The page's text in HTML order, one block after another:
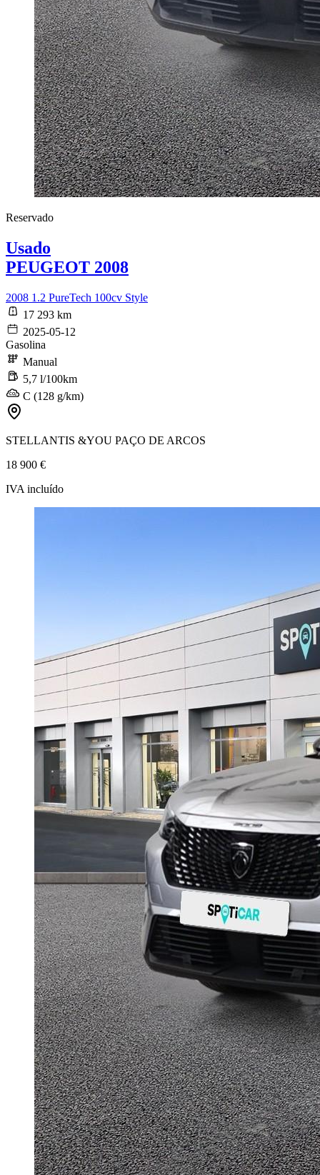
Reservado
Usado
PEUGEOT 2008
2008 1.2 PureTech 100cv Style
17 293 km
2025-05-12
Gasolina
Manual
5,7 l/100km
C (128 g/km)
STELLANTIS &YOU PAÇO DE ARCOS
18 900 €
IVA incluído